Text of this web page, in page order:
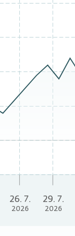
26. 7.
2026
29. 7.
2026